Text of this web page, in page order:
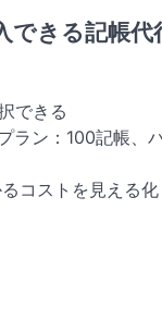
できる記帳代
できる
ン：100記帳、
コストを見える化